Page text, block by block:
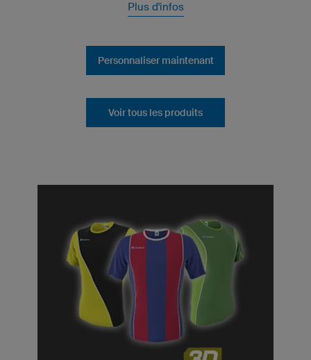
Plus d'infos
Personnaliser maintenant
Voir tous les produits